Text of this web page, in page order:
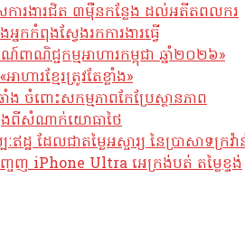
ការងារជិត ៣ម៉ឺនកន្លែង ដល់អតីតពលករ
កកំពុងស្វែងរកការងារធ្វើ
ពាណិជ្ជកម្មអាហារកម្ពុជា ឆ្នាំ២០២៦»
ហារខ្មែរត្រូវតែខ្លាំង»
ង ចំពោះសកម្មភាពកែប្រែស្ថានភាព
ងពីសំណាក់យោធាថៃ
ឥដ្ឋ ដែលជាតម្លៃអស្ចារ្យ នៃប្រាសាទក្រវ៉
ញ iPhone Ultra អេក្រង់បត់ តម្លៃខ្ទង់